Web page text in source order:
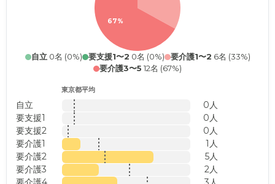
67%
自立0名 (0%) 要支援1〜2 0名 (0%) 要介護1〜2 6名 (33%)
要介護3〜5 12名 (67%)
東京都平均
自立
0人
要支援1
0人
要支援2
0人
要介護1
1人
要介護2
5人
要介護3
2人